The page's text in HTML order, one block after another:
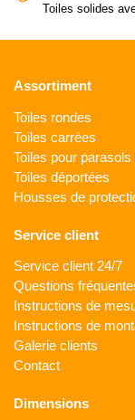
Toiles solides
Assortiment
Toiles rondes
Toiles carrées
Toiles pour parasols
Toiles déportées
Housses de
Service client
Service client 24/7
Questions
Instructions de
Instructions de
Galerie clients
Contact
Dimensions